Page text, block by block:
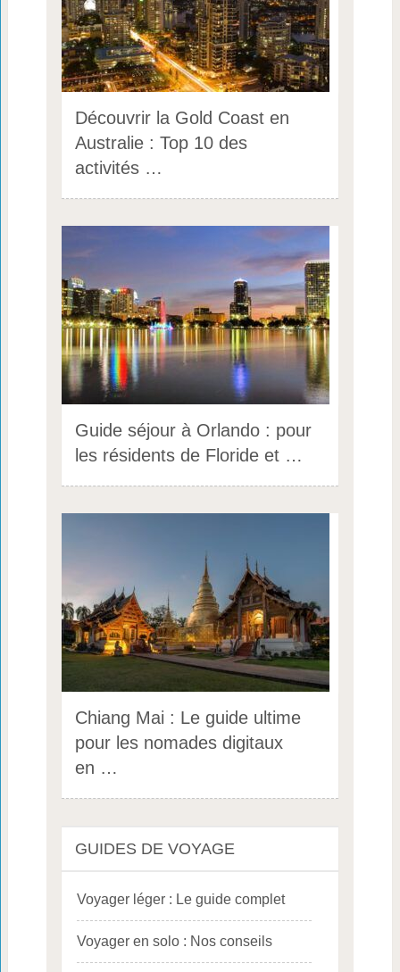
Découvrir la Gold Coast en
Australie : Top 10 des
activités …
Guide séjour à Orlando : pour
les résidents de Floride et …
Chiang Mai : Le guide ultime
pour les nomades digitaux
en …
GUIDES DE VOYAGE
Voyager léger : Le guide complet
Voyager en solo : Nos conseils